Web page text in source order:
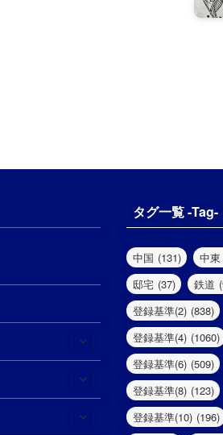
タグ一覧 -Tag-
中国 (131) 中東
邸宅 (37) 鉄道
登録基準(2) (838)
登録基準(4) (1060)
登録基準(6) (509)
登録基準(8) (123)
登録基準(10) (196)